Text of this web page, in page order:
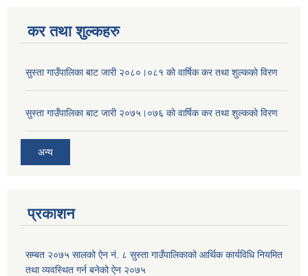
कर तथा शुल्कहरु
सुस्ता गाउँपालिका बाट जारी २०८०।०८१ काे वार्षिक कर तथा शुल्ककाे विरण
सुस्ता गाउँपालिका बाट जारी २०७५।०७६ काे वार्षिक कर तथा शुल्ककाे विरण
अन्य
प्रकाशन
सम्बत २०७५ सालको ऐन नं. ८ सुस्ता गाउँपालिकाको आर्थिक कार्यविधि नियमित
तथा व्यवस्थित गर्न बनेको ऐन २०७५